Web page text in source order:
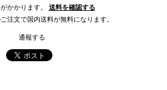
かかります。
送料を確認する
注文で国内送料が無料になります。
通報する